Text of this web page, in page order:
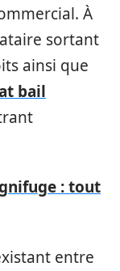
À
sortant
ainsi que
bail
: tout
entre